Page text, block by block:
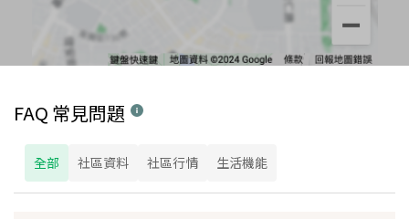
FAQ 常見問題
全部 社區資料 社區行情 生活機能